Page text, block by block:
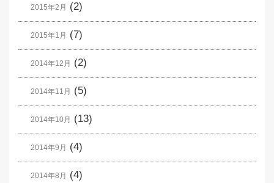
2015年2月 (2)
2015年1月 (7)
2014年12月 (2)
2014年11月 (5)
2014年10月 (13)
2014年9月 (4)
2014年8月 (4)